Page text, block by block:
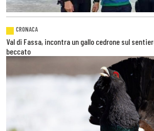
CRONACA
Val di Fassa, incontra un gallo cedrone sul
beccato